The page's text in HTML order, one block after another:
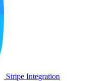
Stripe Integration